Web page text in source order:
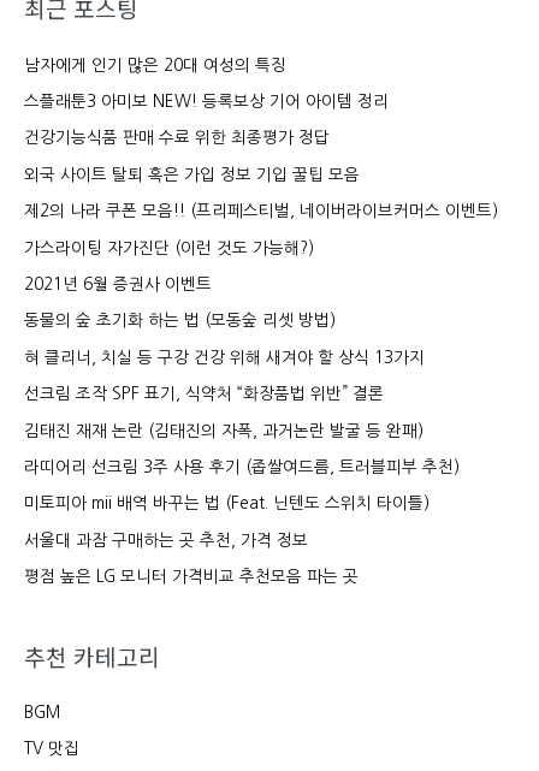
c
r
:
최근 포스팅
남자에게 인기 많은 20대 여성의 특징
스플래툰3 아미보 NEW! 등록보상 기어 아이템 정리
건강기능식품 판매 수료 위한 최종평가 정답
외국 사이트 탈퇴 혹은 가입 정보 기입 꿀팁 모음
제2의 나라 쿠폰 모음!! (프리페스티벌, 네이버라이브커머스 이벤트)
가스라이팅 자가진단 (이런 것도 가능해?)
2021년 6월 증권사 이벤트
동물의 숲 초기화 하는 법 (모동숲 리셋 방법)
혀 클리너, 치실 등 구강 건강 위해 새겨야 할 상식 13가지
선크림 조작 SPF 표기, 식약처 “화장품법 위반” 결론
김태진 재재 논란 (김태진의 자폭, 과거논란 발굴 등 완패)
라띠어리 선크림 3주 사용 후기 (좁쌀여드름, 트러블피부 추천)
미토피아 mii 배역 바꾸는 법 (Feat. 닌텐도 스위치 타이틀)
서울대 과잠 구매하는 곳 추천, 가격 정보
평점 높은 LG 모니터 가격비교 추천모음 파는 곳
추천 카테고리
BGM
TV 맛집